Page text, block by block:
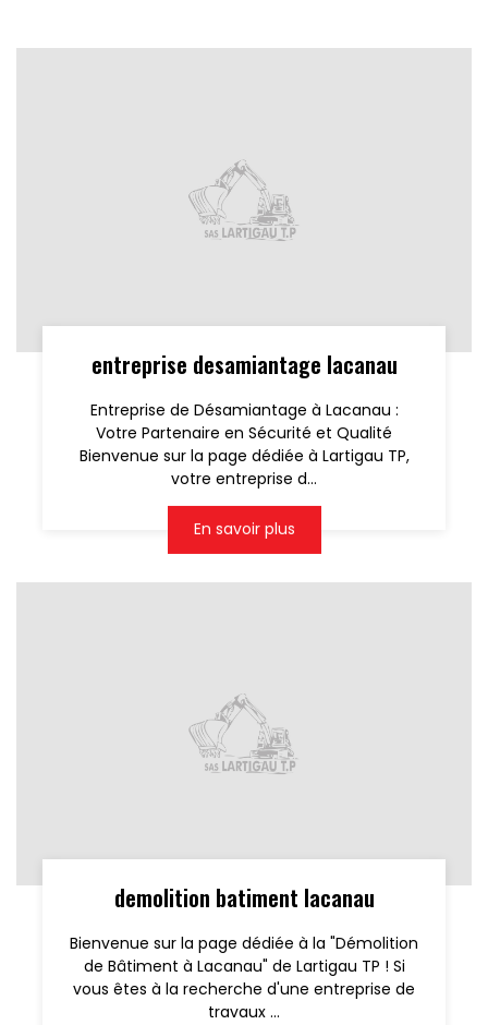
entreprise desamiantage lacanau
Entreprise de Désamiantage à Lacanau :
Votre Partenaire en Sécurité et Qualité
Bienvenue sur la page dédiée à Lartigau TP,
votre entreprise d...
En savoir plus
demolition batiment lacanau
Bienvenue sur la page dédiée à la "Démolition
de Bâtiment à Lacanau" de Lartigau TP ! Si
vous êtes à la recherche d'une entreprise de
travaux ...